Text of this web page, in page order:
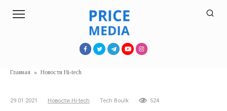
Главная » Новости Hi-tech
29.01.2021 Новости Hi-tech Tech Boulk 524